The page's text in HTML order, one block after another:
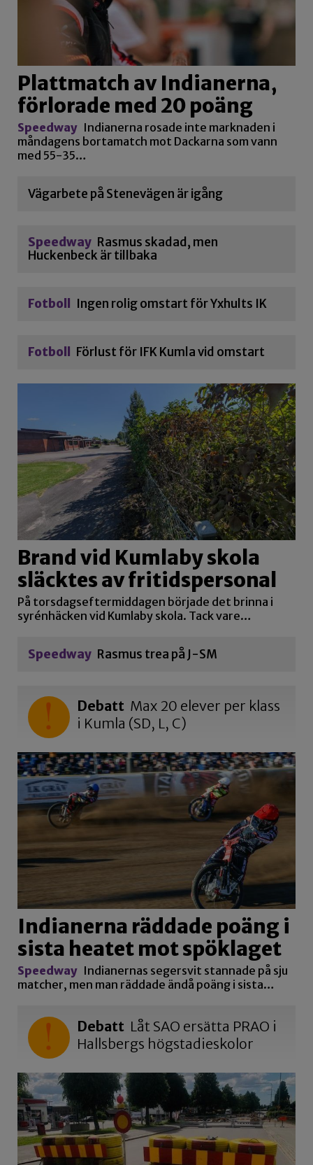
Plattmatch av Indianerna,
förlorade med 20 poäng
Speedway Indianerna rosade inte marknaden i
måndagens bortamatch mot Dackarna som vann
med 55-35…
Vägarbete på Stenevägen är igång
Speedway Rasmus skadad, men
Huckenbeck är tillbaka
Fotboll Ingen rolig omstart för Yxhults IK
Fotboll Förlust för IFK Kumla vid omstart
Brand vid Kumlaby skola
släcktes av fritidspersonal
På torsdagseftermiddagen började det brinna i
syrénhäcken vid Kumlaby skola. Tack vare…
Speedway Rasmus trea på J-SM
Debatt Max 20 elever per klass
i Kumla (SD, L, C)
Indianerna räddade poäng i
sista heatet mot spöklaget
Speedway Indianernas segersvit stannade på sju
matcher, men man räddade ändå poäng i sista…
Debatt Låt SAO ersätta PRAO i
Hallsbergs högstadieskolor